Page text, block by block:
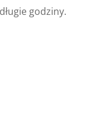
godziny.